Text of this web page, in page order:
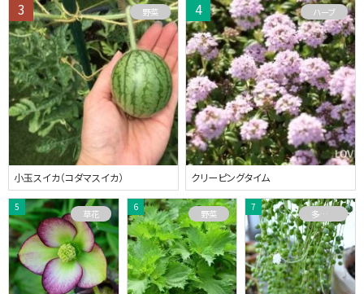
小玉スイカ（コダマスイカ）
野菜
クリーピングタイム
ハーブ
草花 野菜 多肉植物